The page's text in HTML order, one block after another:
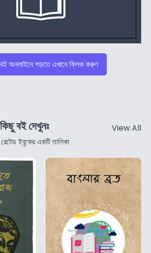
বই অনলাইনে পড়তে এখানে ক্লিক করুণ
বই দেখুনঃ
ইবুকের একটি তালিকা
View All